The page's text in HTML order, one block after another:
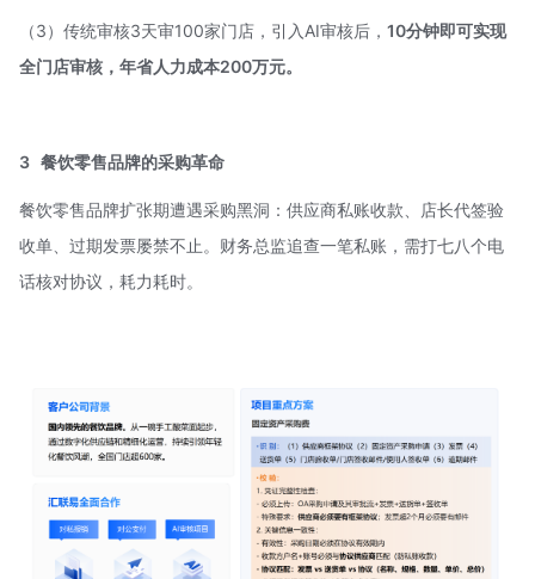
（3）传统审核3天审100家门店，引入AI审核后， 10分钟即可实现
全门店审核，年省人力成本200万元。
3 餐饮零售品牌的采购革命
餐饮零售品牌扩张期遭遇采购黑洞：供应商私账收款、店长代签验
收单、过期发票屡禁不止。财务总监追查一笔私账，需打七八个电
话核对协议，耗力耗时。